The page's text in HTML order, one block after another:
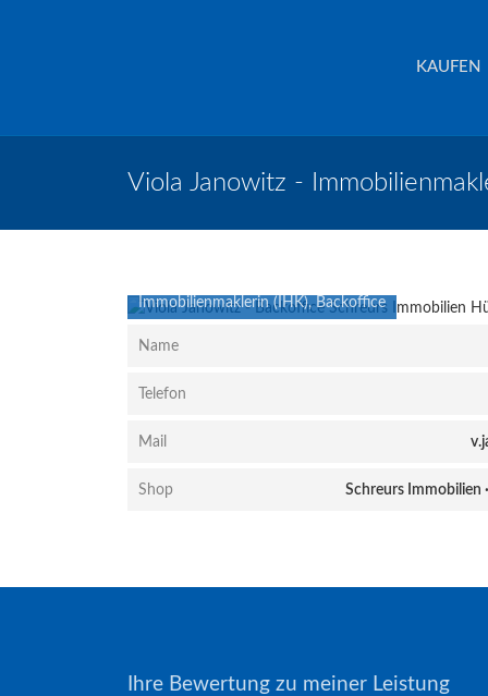
KAUFEN
Viola Janowitz -
Immobilienmaklerin (IHK), Backoffice
Name
Telefon
Mail
Shop Schreurs Immobilien
Ihre Bewertung zu meiner Leistung